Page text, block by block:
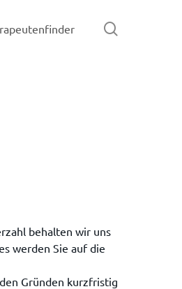
behalten wir uns
werden Sie auf die
Gründen kurzfristig